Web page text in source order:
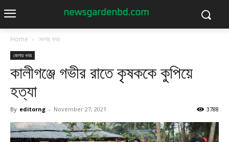
Home জেলার খবর
জেলার খবর
কালীগঞ্জে গভীর রাতে কৃষককে কুপিয়ে
হত্যা
By editorng - November 27, 2021 3788